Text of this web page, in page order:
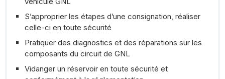
S’approprier les étapes d’une consignation, réaliser
celle-ci en toute sécurité
Pratiquer des diagnostics et des réparations sur les
composants du circuit de GNL
Vidanger un réservoir en toute sécurité et